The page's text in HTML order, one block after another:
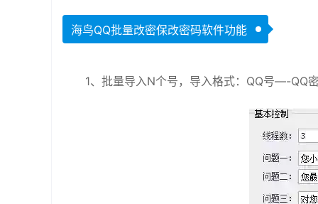
海鸟QQ批量改密保改密码软件功能
1、批量导入N个号，导入格式：QQ号—-QQ